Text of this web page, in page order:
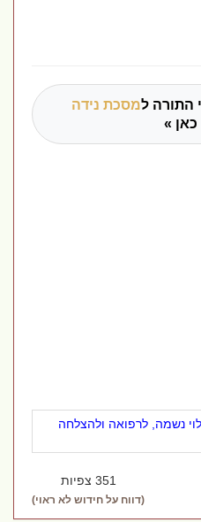
למסכת נידה
»
נשמה, לרפואה ולהצלחה
351 צפיות
(דווח על חידוש לא ראוי)